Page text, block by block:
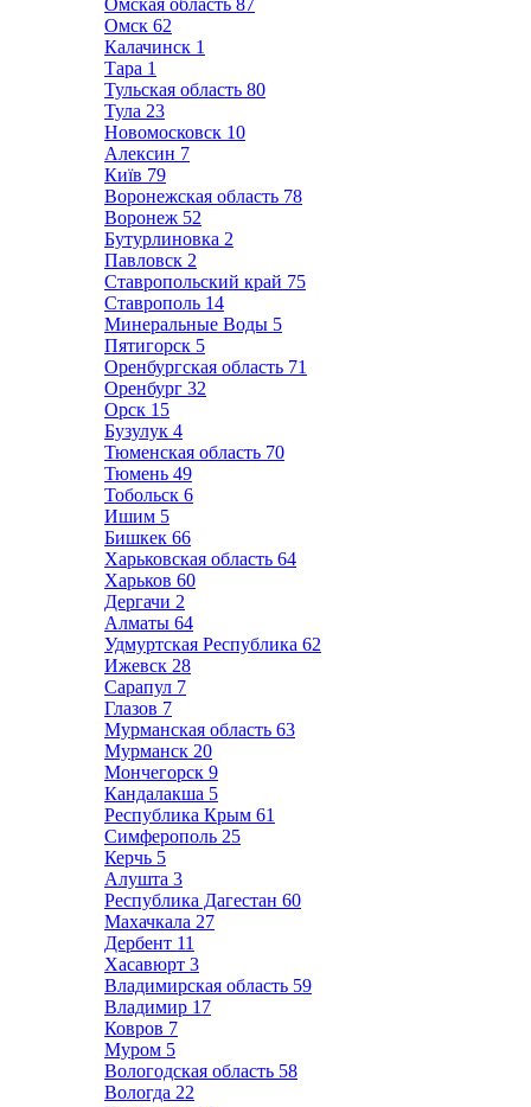
Омская область 87
Омск 62
Калачинск 1
Тара 1
Тульская область 80
Тула 23
Новомосковск 10
Алексин 7
Київ 79
Воронежская область 78
Воронеж 52
Бутурлиновка 2
Павловск 2
Ставропольский край 75
Ставрополь 14
Минеральные Воды 5
Пятигорск 5
Оренбургская область 71
Оренбург 32
Орск 15
Бузулук 4
Тюменская область 70
Тюмень 49
Тобольск 6
Ишим 5
Бишкек 66
Харьковская область 64
Харьков 60
Дергачи 2
Алматы 64
Удмуртская Республика 62
Ижевск 28
Сарапул 7
Глазов 7
Мурманская область 63
Мурманск 20
Мончегорск 9
Кандалакша 5
Республика Крым 61
Симферополь 25
Керчь 5
Алушта 3
Республика Дагестан 60
Махачкала 27
Дербент 11
Хасавюрт 3
Владимирская область 59
Владимир 17
Ковров 7
Муром 5
Вологодская область 58
Вологда 22